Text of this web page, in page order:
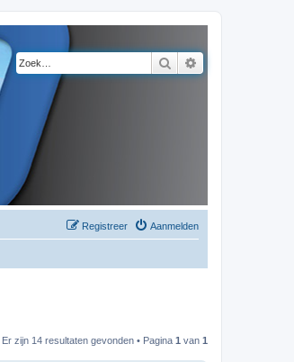
Zoek
Aanmelden
Registreer
Er zijn 14 resultaten gevonden • Pagina 1 van 1